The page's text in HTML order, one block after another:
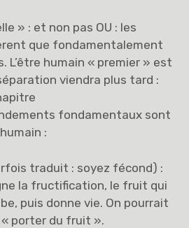
» : et non pas OU : les
que fondamentalement
L’être humain « premier » est
viendra plus tard :
fondamentaux sont
:
traduit : soyez fécond) :
la fructification, le fruit qui
puis donne vie. On pourrait
porter du fruit ».